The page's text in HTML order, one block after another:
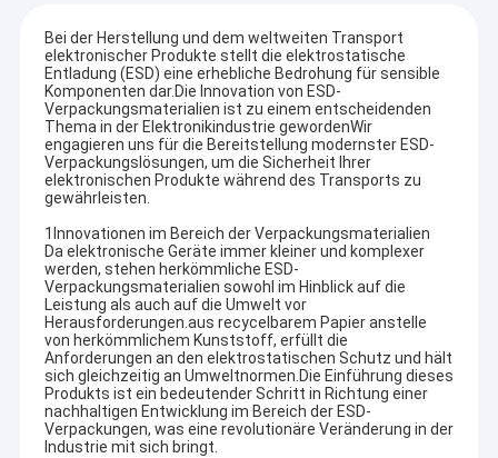
Bei der Herstellung und dem weltweiten Transport
elektronischer Produkte stellt die elektrostatische
Entladung (ESD) eine erhebliche Bedrohung für sensible
Komponenten dar.Die Innovation von ESD-
Verpackungsmaterialien ist zu einem entscheidenden
Thema in der Elektronikindustrie gewordenWir
engagieren uns für die Bereitstellung modernster ESD-
Verpackungslösungen, um die Sicherheit Ihrer
elektronischen Produkte während des Transports zu
gewährleisten.
1Innovationen im Bereich der Verpackungsmaterialien
Da elektronische Geräte immer kleiner und komplexer
werden, stehen herkömmliche ESD-
Verpackungsmaterialien sowohl im Hinblick auf die
Leistung als auch auf die Umwelt vor
Herausforderungen.aus recycelbarem Papier anstelle
von herkömmlichem Kunststoff, erfüllt die
Anforderungen an den elektrostatischen Schutz und hält
sich gleichzeitig an Umweltnormen.Die Einführung dieses
Produkts ist ein bedeutender Schritt in Richtung einer
nachhaltigen Entwicklung im Bereich der ESD-
Verpackungen, was eine revolutionäre Veränderung in der
Industrie mit sich bringt.